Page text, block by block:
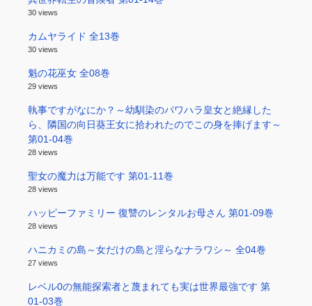
30 views
カムヤライド 全13巻
30 views
魁の花巫女 全08巻
29 views
執事ですがなにか？～幼馴染のパワハラ皇女と絶縁した
ら、隣国の向日葵王女に拾われたのでこの身を捧げます～
第01-04巻
28 views
聖女の魔力は万能です 第01-11巻
28 views
ハッピーファミリー 復讐のレンタルお母さん 第01-09巻
28 views
ハニカミの島～女だけの島と淫らなナラワシ～ 全04巻
27 views
レベル0の無能探索者と蔑まれても実は世界最強です 第
01-03巻